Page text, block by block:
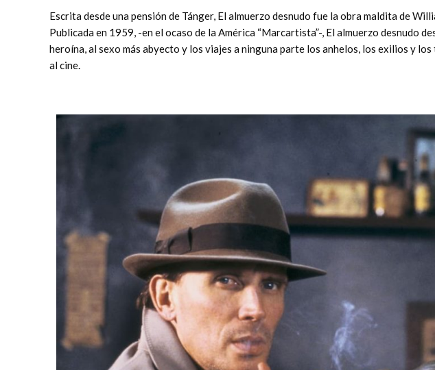
Escrita desde una pensión de Tánger, El almuerzo desnudo fue la obra maldita de
Publicada en 1959, -en el ocaso de la América “Marcartista”-, El almuerzo desnudo
heroína, al sexo más abyecto y los viajes a ninguna parte los anhelos, los exilios y
al cine.